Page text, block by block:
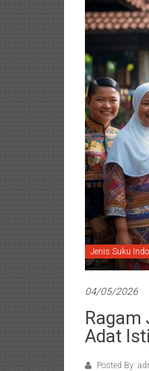
Jenis Suku
04/05/2026
Ragam
Adat
Posted By: